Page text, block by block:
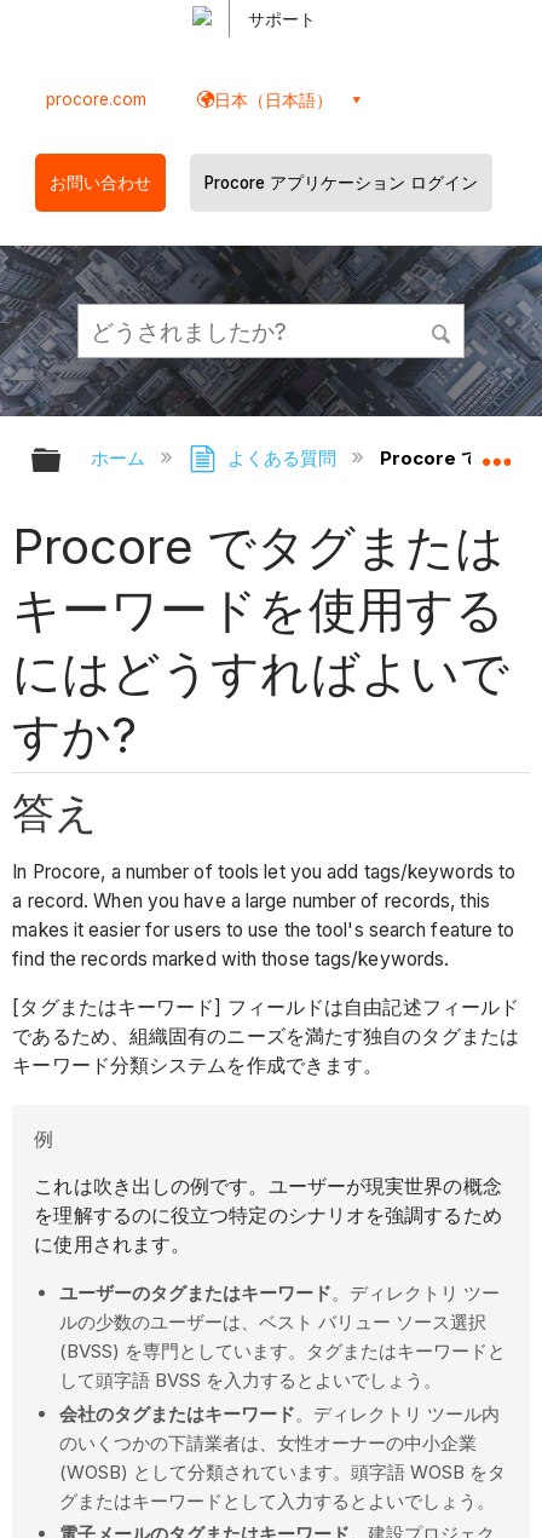
サポート
procore.com 日本（日本語）
お問い合わせ Procore アプリケーション ログイン
グローバル階層を展開/折りたたむ
ホーム よくある質問 Procore でタグま
Procore でタグまたは
キーワードを使用する
にはどうすればよいで
すか?
答え
In Procore, a number of tools let you add tags/keywords to
a record. When you have a large number of records, this
makes it easier for users to use the tool's search feature to
find the records marked with those tags/keywords.
[タグまたはキーワード] フィールドは自由記述フィールド
であるため、組織固有のニーズを満たす独自のタグまたは
キーワード分類システムを作成できます。
例
これは吹き出しの例です。ユーザーが現実世界の概念
を理解するのに役立つ特定のシナリオを強調するため
に使用されます。
ユーザーのタグまたはキーワード。ディレクトリ ツー
ルの少数のユーザーは、ベスト バリュー ソース選択
(BVSS) を専門としています。タグまたはキーワードと
して頭字語 BVSS を入力するとよいでしょう。
会社のタグまたはキーワード。ディレクトリ ツール内
のいくつかの下請業者は、女性オーナーの中小企業
(WOSB) として分類されています。頭字語 WOSB をタ
グまたはキーワードとして入力するとよいでしょう。